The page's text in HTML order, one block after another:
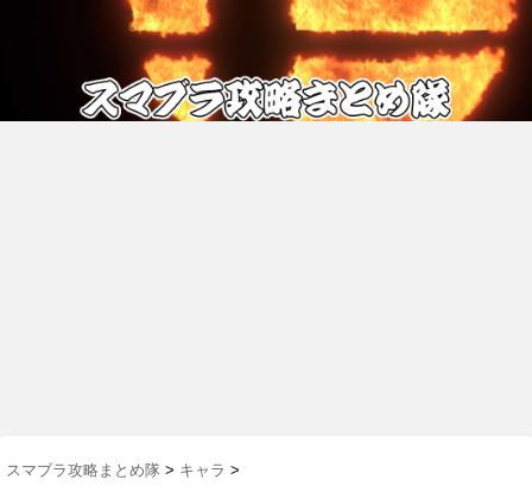
スマブラ攻略まとめ隊 > キャラ >